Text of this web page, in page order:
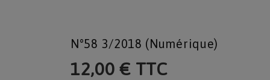
N°58 3/2018 (numérique)
12,00 € TTC